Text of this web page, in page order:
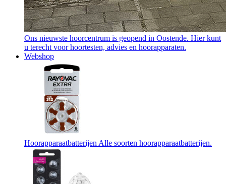
Ons nieuwste hoorcentrum is geopend in Oostende. Hier kunt
u terecht voor hoortesten, advies en hoorapparaten.
Webshop
Hoorapparaatbatterijen Alle soorten hoorapparaatbatterijen.